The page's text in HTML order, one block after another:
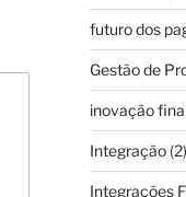
futuro dos
Gestão de
inovação
Integração(2)
Integrações